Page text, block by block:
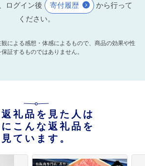
ログイン後 寄付履歴
から行って
ください。
による感想・体感によるもので、商品の効果や性
証するものではありません。
礼品を見た人は
こんな返礼品を
見ています。